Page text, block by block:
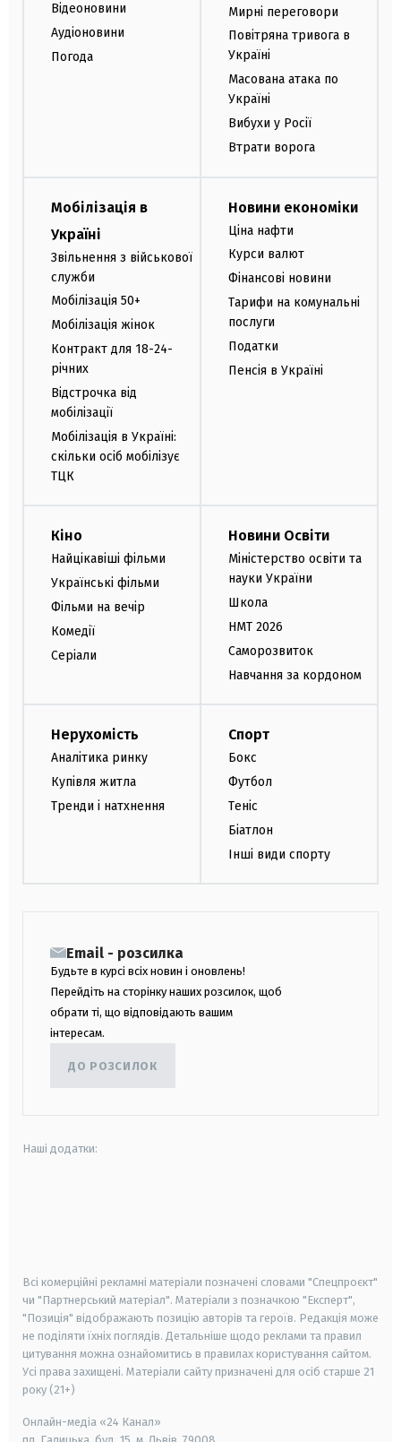
Відеоновини
Аудіоновини
Погода
Мирні переговори
Повітряна тривога в
Україні
Масована атака по
Україні
Вибухи у Росії
Втрати ворога
Мобілізація в
Україні
Звільнення з військової
служби
Мобілізація 50+
Мобілізація жінок
Контракт для 18-24-
річних
Відстрочка від
мобілізації
Мобілізація в Україні:
скільки осіб мобілізує
ТЦК
Новини економіки
Ціна нафти
Курси валют
Фінансові новини
Тарифи на комунальні
послуги
Податки
Пенсія в Україні
Кіно
Найцікавіші фільми
Українські фільми
Фільми на вечір
Комедії
Серіали
Новини Освіти
Міністерство освіти та
науки України
Школа
НМТ 2026
Саморозвиток
Навчання за кордоном
Нерухомість
Аналітика ринку
Купівля житла
Тренди і натхнення
Спорт
Бокс
Футбол
Теніс
Біатлон
Інші види спорту
Email - розсилка
Будьте в курсі всіх новин і оновлень!
Перейдіть на сторінку наших розсилок, щоб
обрати ті, що відповідають вашим
інтересам.
ДО РОЗСИЛОК
Наші додатки:
Всі комерційні рекламні матеріали позначені словами "Спецпроєкт"
чи "Партнерський матеріал". Матеріали з позначкою "Експерт",
"Позиція" відображають позицію авторів та героїв. Редакція може
не поділяти їхніх поглядів. Детальніше щодо реклами та правил
цитування можна ознайомитись в правилах користування сайтом.
Усі права захищені. Матеріали сайту призначені для осіб старше 21
року (21+)
Онлайн-медіа «24 Канал»